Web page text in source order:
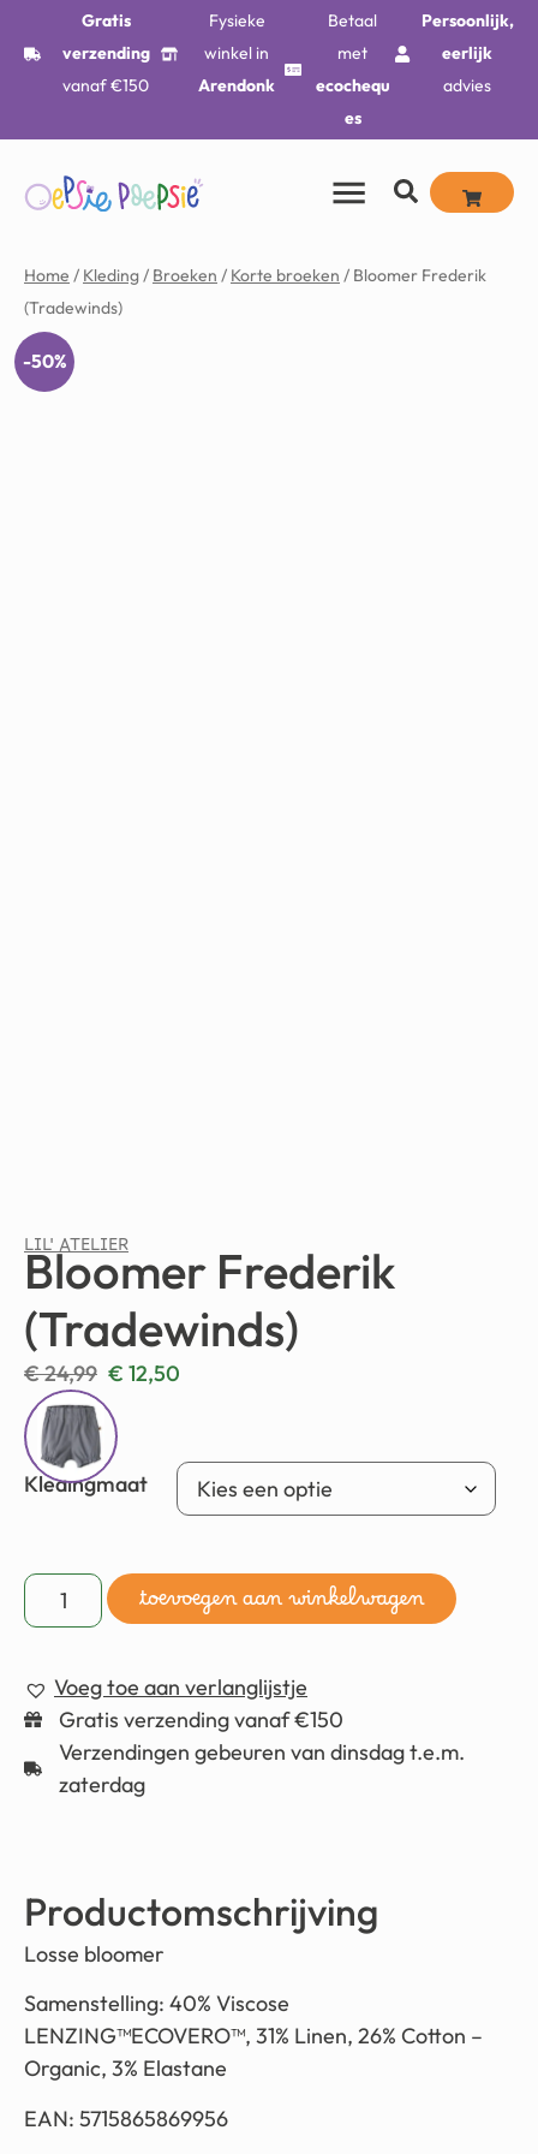
Gratis
verzending
vanaf €150
Fysieke
winkel in
Arendonk
Betaal
met
ecochequ
es
Persoonlijk,
eerlijk
advies
Home / Kleding/ Broeken / Korte broeken / Bloomer Frederik
(Tradewinds)
-50%
LIL' ATELIER
Bloomer Frederik
(Tradewinds)
€24,99 € 12,50
Kledingmaat
toevoegen aan winkelwagen
Voeg toe aan verlanglijstje
Gratis verzending vanaf €150
Verzendingen gebeuren van dinsdag t.e.m.
zaterdag
Productomschrijving
Losse bloomer
Samenstelling: 40% Viscose
LENZING™ECOVERO™, 31% Linen, 26% Cotton –
Organic, 3% Elastane
EAN: 5715865869956